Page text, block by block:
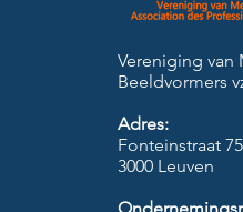
Vereniging van
Beeldvormers
Adres:
Fonteinstraat
3000 Leuven